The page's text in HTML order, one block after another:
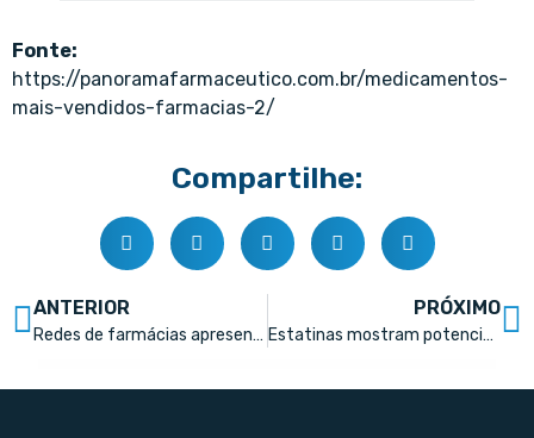
Fonte:
https://panoramafarmaceutico.com.br/medicamentos-
mais-vendidos-farmacias-2/
Compartilhe:
ANTERIOR
Redes de farmácias apresentam resultados consistentes no 2º tri
PRÓXIMO
Estatinas mostram potencial para prevenir desenvolvimento de câncer renal